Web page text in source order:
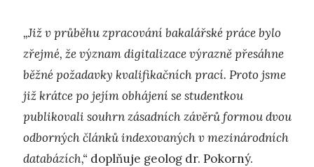
„Již v průběhu zpracování bakalářské práce bylo
zřejmé, že význam digitalizace výrazně přesáhne
běžné požadavky kvalifikačních prací. Proto jsme
již krátce po jejím obhájení se studentkou
publikovali souhrn zásadních závěrů formou dvou
odborných článků indexovaných v mezinárodních
databázích,“ doplňuje geolog dr. Pokorný.